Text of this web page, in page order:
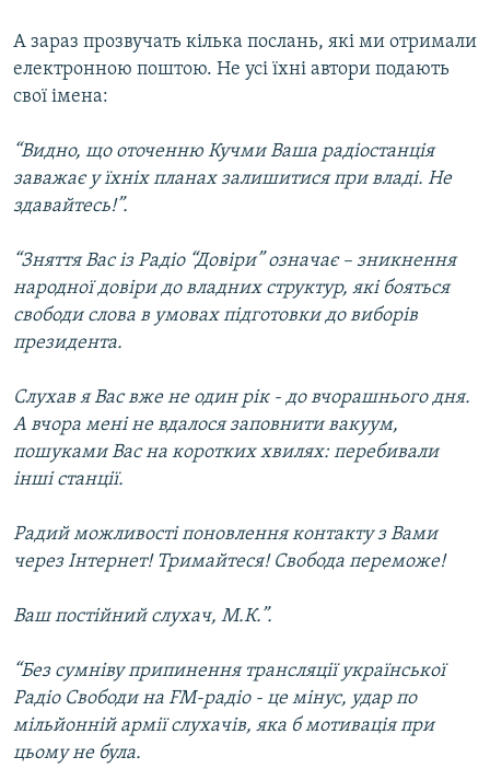
А зараз прозвучать кілька послань, які ми отримали
електронною поштою. Не усі їхні автори подають
свої імена:
“Видно, що оточенню Кучми Ваша радіостанція
заважає у їхніх планах залишитися при владі. Не
здавайтесь!”.
“Зняття Вас із Радіо “Довіри” означає – зникнення
народної довіри до владних структур, які бояться
свободи слова в умовах підготовки до виборів
президента.
Слухав я Вас вже не один рік - до вчорашнього дня.
А вчора мені не вдалося заповнити вакуум,
пошуками Вас на коротких хвилях: перебивали
інші станції.
Радий можливості поновлення контакту з Вами
через Інтернет! Тримайтеся! Свобода переможе!
Ваш постійний слухач, М.К.”.
“Без сумніву припинення трансляції української
Радіо Свободи на FM-радіо - це мінус, удар по
мільйонній армії слухачів, яка б мотивація при
цьому не була.